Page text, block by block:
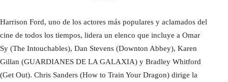
Harrison Ford, uno de los actores más populares y aclamados del
cine de todos los tiempos, lidera un elenco que incluye a Omar
Sy (The Intouchables), Dan Stevens (Downton Abbey), Karen
Gillan (GUARDIANES DE LA GALAXIA) y Bradley Whitford
(Get Out). Chris Sanders (How to Train Your Dragon) dirige la